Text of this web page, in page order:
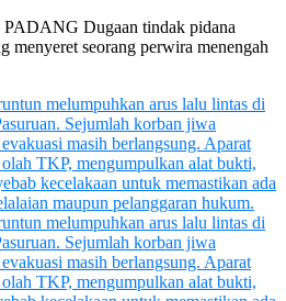
Dugaan tindak pidana
menyeret seorang perwira menengah